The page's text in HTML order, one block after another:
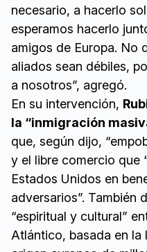
necesario, a hacerlo
esperamos hacerlo
amigos de Europa. No
aliados sean débiles,
a nosotros”, agregó.
En su intervención,
la “inmigración
que, según dijo,
y el libre comercio que
Estados Unidos en
adversarios”. También
“espiritual y cultural”
Atlántico, basada en la